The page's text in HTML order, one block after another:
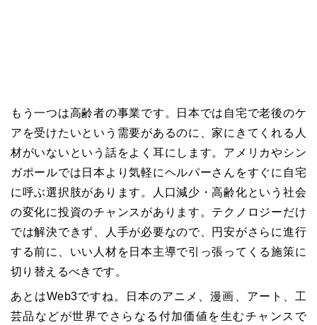
もう一つは高齢者の事業です。日本では自宅で老後のケ
アを受けたいという需要があるのに、家にきてくれる人
材がいないという話をよく耳にします。アメリカやシン
ガポールでは日本より気軽にヘルパーさんをすぐに自宅
に呼ぶ選択肢があります。人口減少・高齢化という社会
の変化に投資のチャンスがあります。テクノロジーだけ
では解決できず、人手が必要なので、円安がさらに進行
する前に、いい人材を日本主導で引っ張ってくる施策に
切り替えるべきです。
あとはWeb3ですね。日本のアニメ、漫画、アート、工
芸品などが世界でさらなる付加価値を生むチャンスで